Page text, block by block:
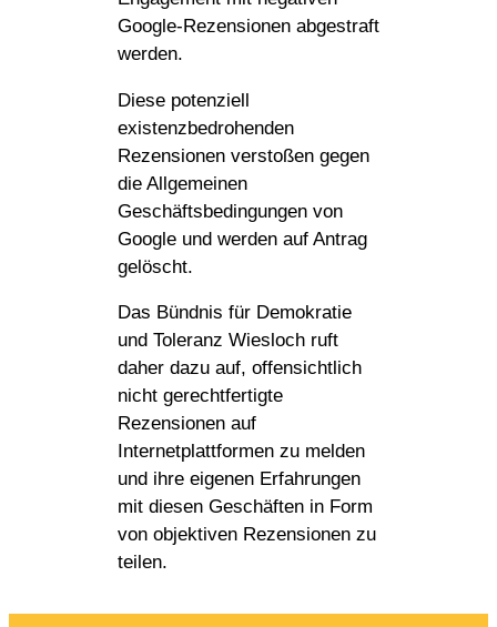
Google-Rezensionen abgestraft
werden.
Diese potenziell
existenzbedrohenden
Rezensionen verstoßen gegen
die Allgemeinen
Geschäftsbedingungen von
Google und werden auf Antrag
gelöscht.
Das Bündnis für Demokratie
und Toleranz Wiesloch ruft
daher dazu auf, offensichtlich
nicht gerechtfertigte
Rezensionen auf
Internetplattformen zu melden
und ihre eigenen Erfahrungen
mit diesen Geschäften in Form
von objektiven Rezensionen zu
teilen.